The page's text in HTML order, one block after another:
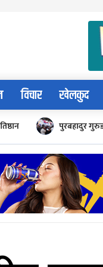
विचार खेलकुद
पुरबहादुर